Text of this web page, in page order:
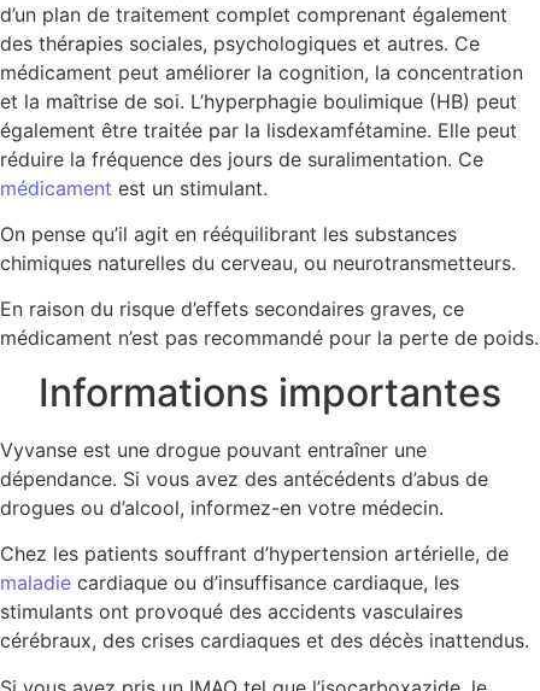
d’un plan de traitement complet comprenant également
des thérapies sociales, psychologiques et autres. Ce
médicament peut améliorer la cognition, la concentration
et la maîtrise de soi. L’hyperphagie boulimique (HB) peut
également être traitée par la lisdexamfétamine. Elle peut
réduire la fréquence des jours de suralimentation. Ce
médicament est un stimulant.
On pense qu’il agit en rééquilibrant les substances
chimiques naturelles du cerveau, ou neurotransmetteurs.
En raison du risque d’effets secondaires graves, ce
médicament n’est pas recommandé pour la perte de poids.
Informations importantes
Vyvanse est une drogue pouvant entraîner une
dépendance. Si vous avez des antécédents d’abus de
drogues ou d’alcool, informez-en votre médecin.
Chez les patients souffrant d’hypertension artérielle, de
maladie cardiaque ou d’insuffisance cardiaque, les
stimulants ont provoqué des accidents vasculaires
cérébraux, des crises cardiaques et des décès inattendus.